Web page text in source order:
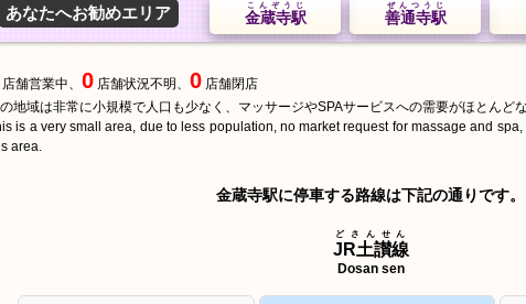
あなたへお勧めエリア 善通寺駅
ぜんつうじ
金蔵寺駅
こんぞうじ
店舗営業中、 0 店舗状況不明、 0 店舗閉店
地域は非常に小規模で人口も少なく、マッサージやSPAサービスへの需要がほとんど
is a very small area, due to less population, no market request for massage and
area.
金蔵寺駅に停車する路線は下記の通りです。
JR土讃線
どさんせん
Dosan sen